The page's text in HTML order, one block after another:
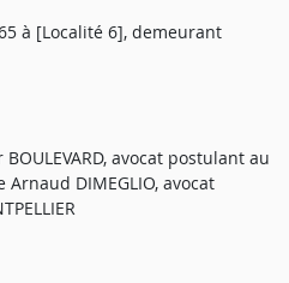
à [Localité 6], demeurant
avocat postulant au
Arnaud DIMEGLIO, avocat